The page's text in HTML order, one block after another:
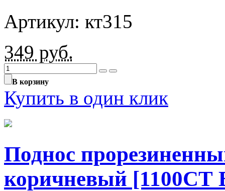
Артикул: кт315
349 руб.
В корзину
Купить в один клик
Поднос
коричневый [1100CТ